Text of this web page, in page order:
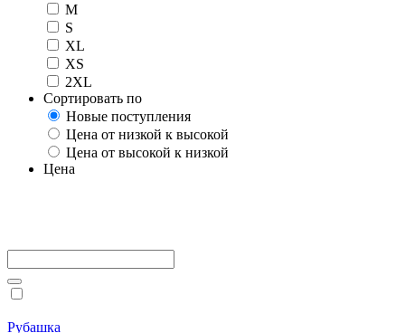
M
S
XL
XS
2XL
Сортировать по
Новые поступления
Цена от низкой к высокой
Цена от высокой к низкой
Цена
Рубашка